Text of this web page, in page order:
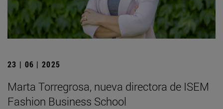
23 | 06 | 2025
Marta Torregrosa, nueva directora de ISEM
Fashion Business School